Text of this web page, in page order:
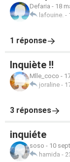
Defaria - 18
lafouine. -
1 réponse
Inquiète !!
Mlle_coco -
joraline -
3 réponses
inquiéte
soso - 10
hamida -